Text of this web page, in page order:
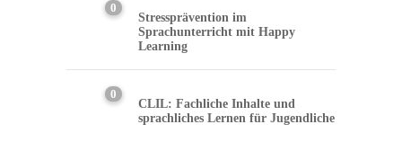
0
Stressprävention im
Sprachunterricht mit Happy
Learning
0
CLIL: Fachliche Inhalte und
sprachliches Lernen für Jugendliche